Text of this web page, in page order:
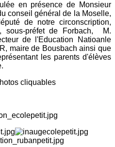
en présence de Monsieur
conseil général de la Moselle,
de notre circonscription,
sous-préfet de Forbach, M.
de l'Education Natioanle
maire de Bousbach ainsi que
les parents d'élèves
cliquables